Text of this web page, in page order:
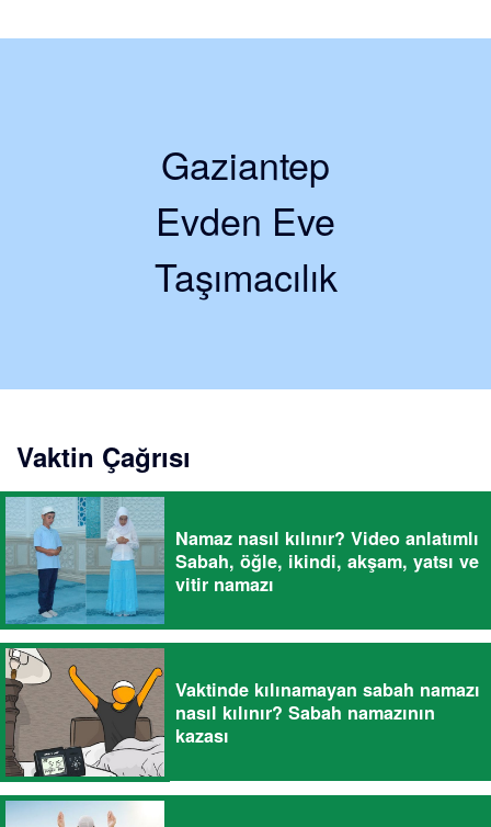
Gaziantep
Evden Eve
Taşımacılık
Vaktin Çağrısı
Namaz nasıl kılınır? Video anlatımlı
Sabah, öğle, ikindi, akşam, yatsı ve
vitir namazı
Vaktinde kılınamayan sabah namazı
nasıl kılınır? Sabah namazının
kazası